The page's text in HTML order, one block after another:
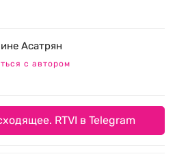
Асатрян
с автором
RTVI в Telegram